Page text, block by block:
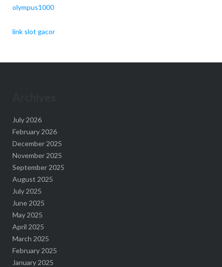
olympus1000
link slot gacor
July 2026
February 2026
December 2025
November 2025
September 2025
August 2025
July 2025
June 2025
May 2025
April 2025
March 2025
February 2025
January 2025